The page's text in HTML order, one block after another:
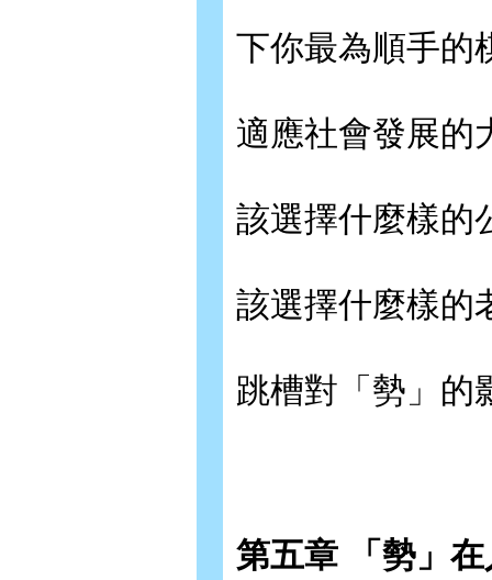
下你最為順手的
適應社會發展的
該選擇什麼樣的
該選擇什麼樣的
跳槽對「勢」的
第五章 「勢」